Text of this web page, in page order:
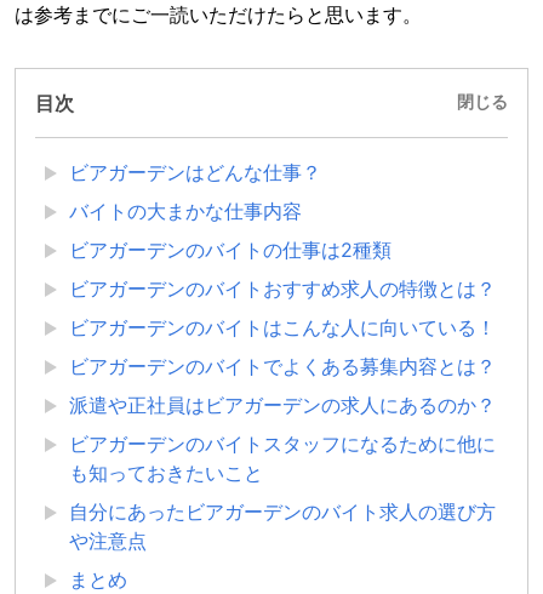
は参考までにご一読いただけたらと思います。
目次 閉じる
ビアガーデンはどんな仕事？
バイトの大まかな仕事内容
ビアガーデンのバイトの仕事は2種類
ビアガーデンのバイトおすすめ求人の特徴とは？
ビアガーデンのバイトはこんな人に向いている！
ビアガーデンのバイトでよくある募集内容とは？
派遣や正社員はビアガーデンの求人にあるのか？
ビアガーデンのバイトスタッフになるために他に
も知っておきたいこと
自分にあったビアガーデンのバイト求人の選び方
や注意点
まとめ